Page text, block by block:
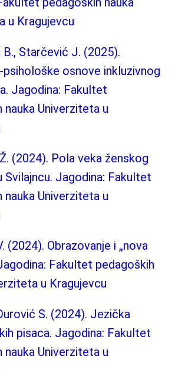
u Kragujevcu
Starčević J. (2025).
psihološke osnove inkluzivnog
Jagodina: Fakultet
nauka Univerziteta u
(2024). Pola veka ženskog
Svilajncu. Jagodina: Fakultet
nauka Univerziteta u
(2024). Obrazovanje i „nova
Fakultet pedagoških
u Kragujevcu
S. (2024). Jezička
pisaca. Jagodina: Fakultet
nauka Univerziteta u